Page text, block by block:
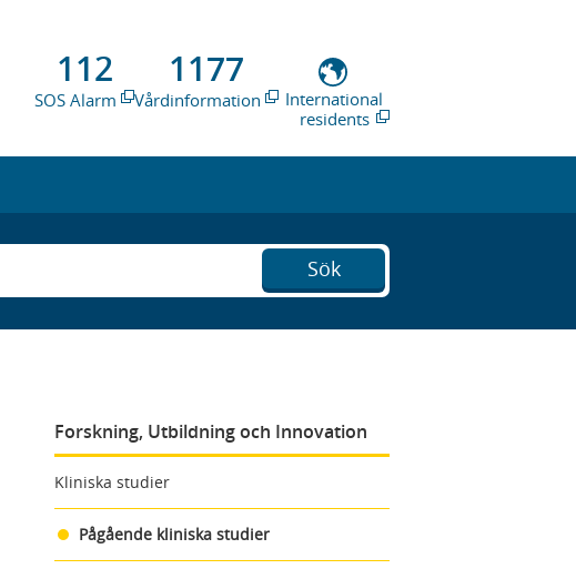
112
SOS Alarm
1177
Vårdinformation
International
residents
Sök
Forskning, Utbildning och Innovation
Kliniska studier
Pågående kliniska studier